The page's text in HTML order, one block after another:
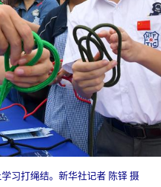
习打绳结。新华社记者 陈铎 摄